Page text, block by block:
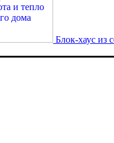
Блок-хаус из